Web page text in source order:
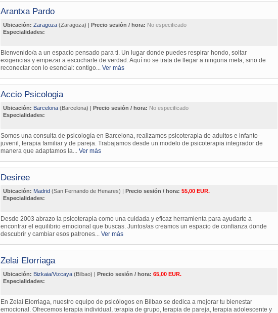
Arantxa Pardo
Ubicación: Zaragoza (Zaragoza) | Precio sesión / hora: No especificado
Especialidades:
Bienvenido/a a un espacio pensado para ti. Un lugar donde puedes respirar hondo, soltar
exigencias y empezar a escucharte de verdad. Aquí no se trata de llegar a ninguna meta, sino de
reconectar con lo esencial: contigo... Ver más
Accio Psicologia
Ubicación: Barcelona (Barcelona) | Precio sesión / hora: No especificado
Especialidades:
Somos una consulta de psicología en Barcelona, realizamos psicoterapia de adultos e infanto-
juvenil, terapia familiar y de pareja. Trabajamos desde un modelo de psicoterapia integrador de
manera que adaptamos la... Ver más
Desiree
Ubicación: Madrid (San Fernando de Henares) | Precio sesión / hora: 55,00 EUR.
Especialidades:
Desde 2003 abrazo la psicoterapia como una cuidada y eficaz herramienta para ayudarte a
encontrar el equilibrio emocional que buscas. Juntos/as creamos un espacio de confianza donde
descubrir y cambiar esos patrones... Ver más
Zelai Elorriaga
Ubicación: Bizkaia/Vizcaya (Bilbao) | Precio sesión / hora: 65,00 EUR.
Especialidades:
En Zelai Elorriaga, nuestro equipo de psicólogos en Bilbao se dedica a mejorar tu bienestar
emocional. Ofrecemos terapia individual, terapia de grupo, terapia de pareja, terapia adolescente y